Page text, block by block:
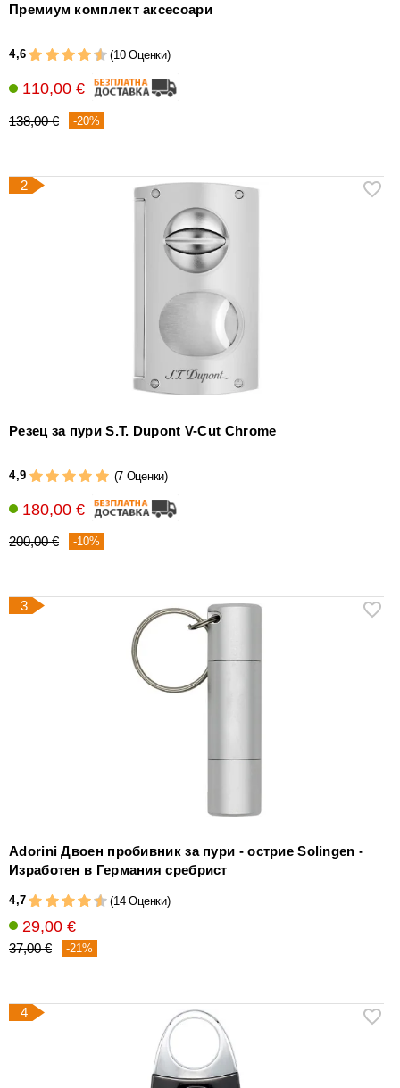
Премиум комплект аксесоари
4,6 (10 Оценки)
110,00 €
138,00 € -20%
2
Резец за пури S.T. Dupont V-Cut Chrome
4,9 (7 Оценки)
180,00 €
200,00 € -10%
3
Adorini Двоен пробивник за пури - острие Solingen -
Изработен в Германия сребрист
4,7 (14 Оценки)
29,00 €
37,00 € -21%
4